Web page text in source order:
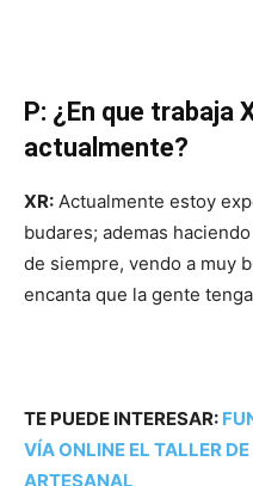
P: ¿En que trabaja
actualmente?
XR: Actualmente estoy
budares; ademas
de siempre, vendo a muy
encanta que la gente
TE PUEDE INTERESAR:
VÍA ONLINE EL TALLER
ARTESANAL